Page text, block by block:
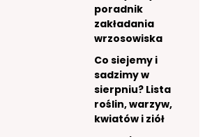
poradnik
zakładania
wrzosowiska
Co siejemy i
sadzimy w
sierpniu? Lista
roślin, warzyw,
kwiatów i ziół